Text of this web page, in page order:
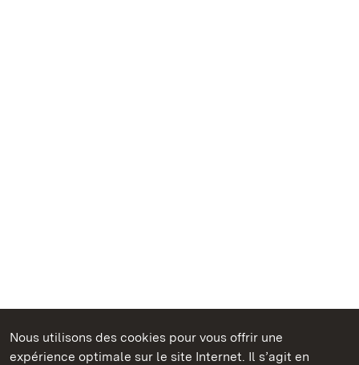
Nous utilisons des cookies pour vous offrir une
expérience optimale sur le site Internet. Il s’agit en
Châteaux et jardins publics du Bade-Wurtemberg